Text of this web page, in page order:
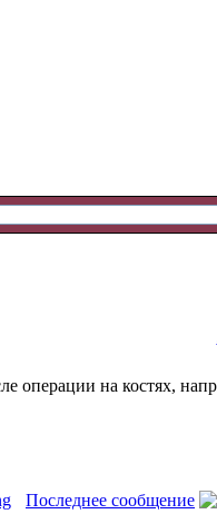
на костях,
Последнее сообщение